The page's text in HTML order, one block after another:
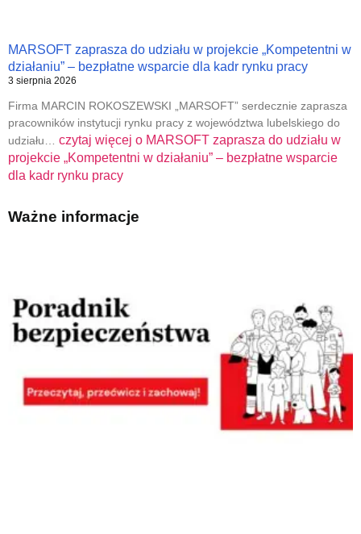
MARSOFT zaprasza do udziału w projekcie „Kompetentni w
działaniu” – bezpłatne wsparcie dla kadr rynku pracy
3 sierpnia 2026
Firma MARCIN ROKOSZEWSKI „MARSOFT” serdecznie zaprasza
pracowników instytucji rynku pracy z województwa lubelskiego do
udziału… czytaj więcej o MARSOFT zaprasza do udziału w
projekcie „Kompetentni w działaniu” – bezpłatne wsparcie
dla kadr rynku pracy
Ważne informacje